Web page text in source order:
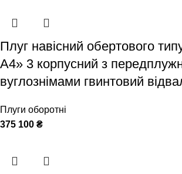
Плуг навісний обертового
А4» 3 корпусний з
вуглознімами гвинтовий
Плуги оборотні
375 100 ₴